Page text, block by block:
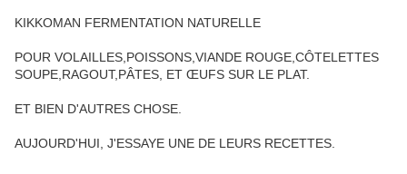
KIKKOMAN FERMENTATION NATURELLE
POUR VOLAILLES,POISSONS,VIANDE ROUGE,CÔTELETTES
SOUPE,RAGOUT,PÂTES, ET ŒUFS SUR LE PLAT.
ET BIEN D'AUTRES CHOSE.
AUJOURD'HUI, J'ESSAYE UNE DE LEURS RECETTES.